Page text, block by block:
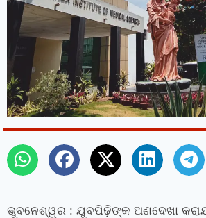
ଭୁବନେଶ୍ୱର : ଯୁବପିଢ଼ିଙ୍କ ଅଣଦେଖା